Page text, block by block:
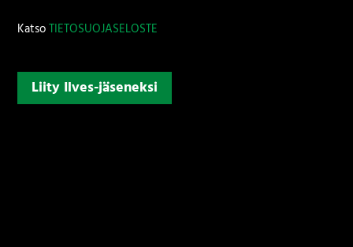
KatsoTIETOSUOJASELOSTE
Liity Ilves-jäseneksi